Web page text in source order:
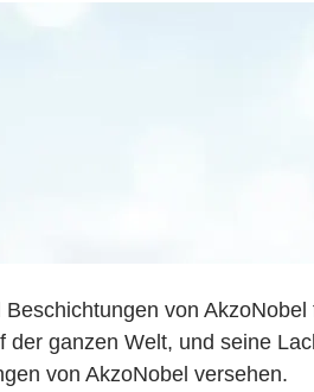
Beschichtungen von
der ganzen Welt, und seine
von AkzoNobel versehen.